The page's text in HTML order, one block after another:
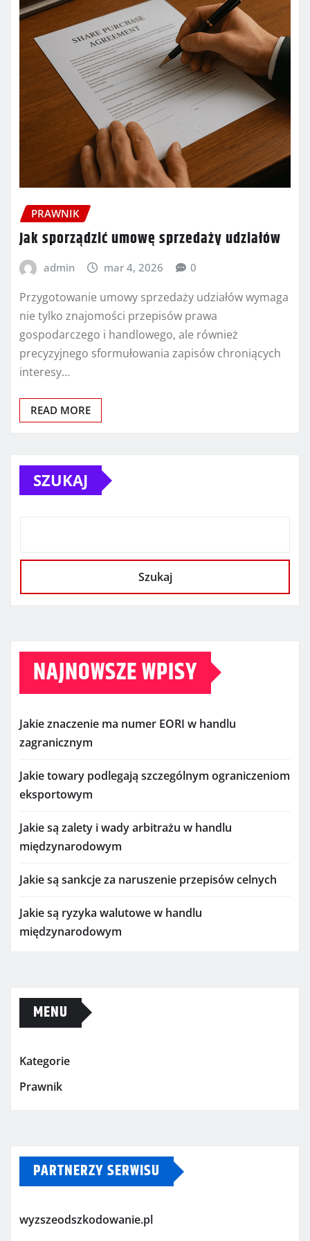
PRAWNIK
Jak sporządzić umowę sprzedaży udziałów
admin mar 4, 2026 0
Przygotowanie umowy sprzedaży udziałów wymaga
nie tylko znajomości przepisów prawa
gospodarczego i handlowego, ale również
precyzyjnego sformułowania zapisów chroniących
interesy…
READ MORE
SZUKAJ
Szukaj
NAJNOWSZE WPISY
Jakie znaczenie ma numer EORI w handlu
zagranicznym
Jakie towary podlegają szczególnym ograniczeniom
eksportowym
Jakie są zalety i wady arbitrażu w handlu
międzynarodowym
Jakie są sankcje za naruszenie przepisów celnych
Jakie są ryzyka walutowe w handlu
międzynarodowym
MENU
Kategorie
Prawnik
PARTNERZY SERWISU
wyzszeodszkodowanie.pl